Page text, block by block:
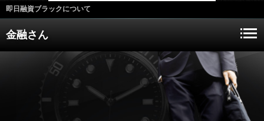
即日融資ブラックについて
金融さん